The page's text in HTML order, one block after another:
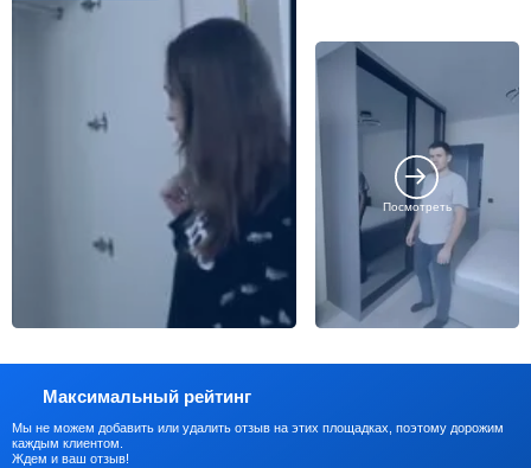
Посмотреть
Максимальный рейтинг
Мы не можем добавить или удалить отзыв на этих площадках, поэтому дорожим
каждым клиентом.
Ждем и ваш отзыв!